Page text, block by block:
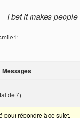
I bet it makes
Messages
de 7)
pour répondre à ce sujet.